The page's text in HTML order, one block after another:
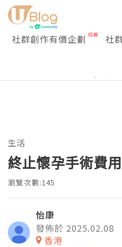
社群創作有價企劃 社
生活
終止懷孕手術費
瀏覽次數:145
怡康
發佈於 2025.02.08
香港